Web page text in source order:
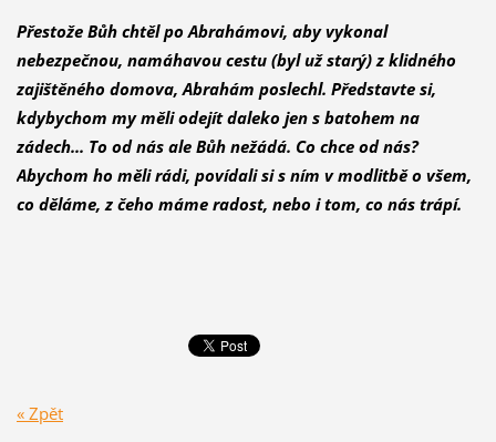
Přestože Bůh chtěl po Abrahámovi, aby vykonal
nebezpečnou, namáha­vou cestu (byl už starý) z klidného
zajištěného domova, Abrahám poslechl. Představte si,
kdybychom my měli odejít daleko jen s batohem na
zádech... To od nás ale Bůh nežádá. Co chce od nás?
Abychom ho měli rádi, povídali si s ním v modlitbě o všem,
co děláme, z čeho máme radost, nebo i tom, co nás trápí.
« Zpět